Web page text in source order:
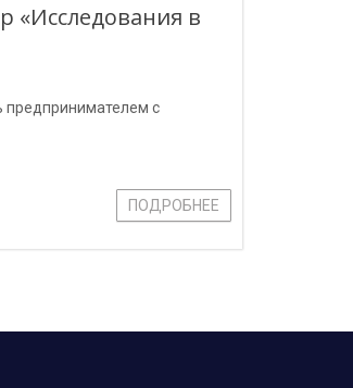
«Исследования в
предпринимателем с
ПОДРОБНЕЕ